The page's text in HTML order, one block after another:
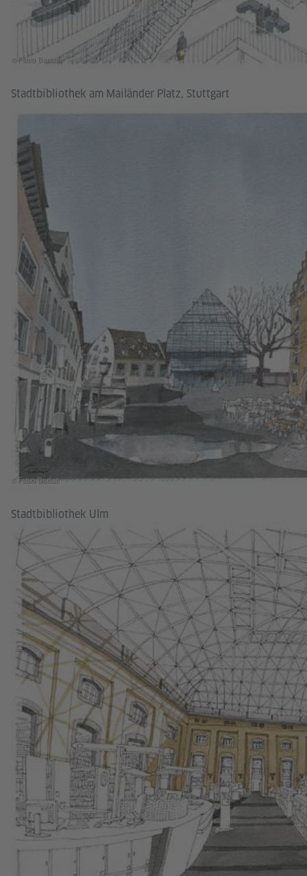
© Fabio Barilari
Stadtbibliothek am Mailänder Platz, Stuttgart
© Fabio Barilari
Stadtbibliothek Ulm